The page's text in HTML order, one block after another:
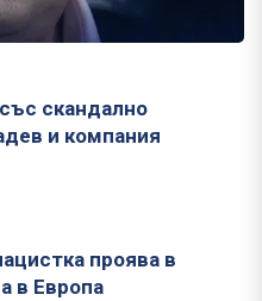
скандално
и компания
проява в
в Европа